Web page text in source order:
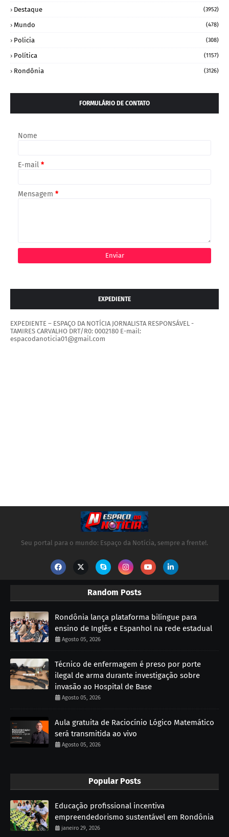
Destaque (3952)
Mundo (478)
Policia (308)
Política (1157)
Rondônia (3126)
FORMULÁRIO DE CONTATO
Nome
E-mail *
Mensagem *
EXPEDIENTE
EXPEDIENTE – ESPAÇO DA NOTÍCIA JORNALISTA RESPONSÁVEL -
TAMIRES CARVALHO DRT/R0: 0002180 E-mail:
espacodanoticia01@gmail.com
Seu portal para o mundo: Espaço da Notícia, sempre a frente!.
Random Posts
Rondônia lança plataforma bilíngue para
ensino de Inglês e Espanhol na rede estadual
Agosto 05, 2026
Técnico de enfermagem é preso por porte
ilegal de arma durante investigação sobre
invasão ao Hospital de Base
Agosto 05, 2026
Aula gratuita de Raciocínio Lógico Matemático
será transmitida ao vivo
Agosto 05, 2026
Popular Posts
Educação profissional incentiva
empreendedorismo sustentável em Rondônia
janeiro 29, 2026